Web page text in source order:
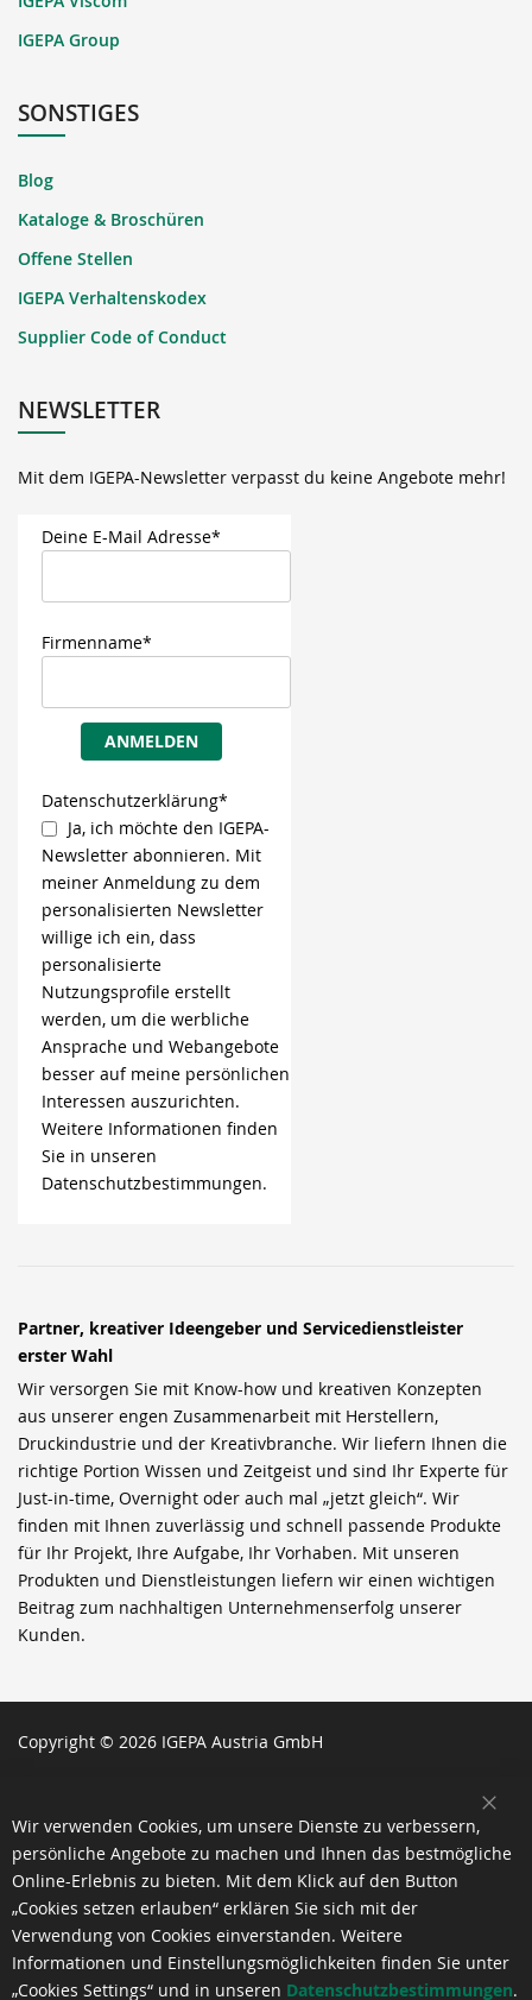
IGEPA Group
SONSTIGES
Blog
Kataloge & Broschüren
Offene Stellen
IGEPA Verhaltenskodex
Supplier Code of Conduct
NEWSLETTER
Mit dem IGEPA-Newsletter verpasst du keine Angebote mehr!
Deine E-Mail Adresse*
Firmenname*
ANMELDEN
Datenschutzerklärung*
Ja, ich möchte den IGEPA-
Newsletter abonnieren. Mit
meiner Anmeldung zu dem
personalisierten Newsletter
willige ich ein, dass
personalisierte
Nutzungsprofile erstellt
werden, um die werbliche
Ansprache und Webangebote
besser auf meine persönlichen
Interessen auszurichten.
Weitere Informationen finden
Sie in unseren
Datenschutzbestimmungen.
Partner, kreativer Ideengeber und Servicedienstleister
erster Wahl
Wir versorgen Sie mit Know-how und kreativen Konzepten
aus unserer engen Zusammenarbeit mit Herstellern,
Druckindustrie und der Kreativbranche. Wir liefern Ihnen die
richtige Portion Wissen und Zeitgeist und sind Ihr Experte für
Just-in-time, Overnight oder auch mal „jetzt gleich“. Wir
finden mit Ihnen zuverlässig und schnell passende Produkte
für Ihr Projekt, Ihre Aufgabe, Ihr Vorhaben. Mit unseren
Produkten und Dienstleistungen liefern wir einen wichtigen
Beitrag zum nachhaltigen Unternehmenserfolg unserer
Kunden.
Copyright © 2026 IGEPA Austria GmbH
Wir verwenden Cookies, um unsere Dienste zu verbessern,
persönliche Angebote zu machen und Ihnen das bestmögliche
Online-Erlebnis zu bieten. Mit dem Klick auf den Button
„Cookies setzen erlauben“ erklären Sie sich mit der
Verwendung von Cookies einverstanden. Weitere
Informationen und Einstellungsmöglichkeiten finden Sie unter
„Cookies Settings“ und in unseren Datenschutzbestimmungen.